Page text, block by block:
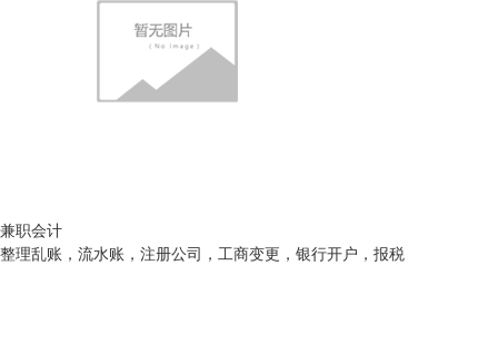
兼职会计
整理乱账，流水账，注册公司，工商变更，银行开户，报税